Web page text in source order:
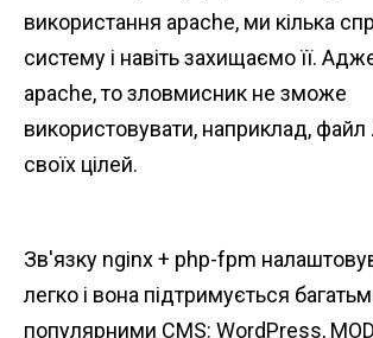
використання apache, ми кілька
систему і навіть захищаємо її.
apache, то зловмисник не зможе
використовувати, наприклад,
своїх цілей.
Зв'язку nginx + php-fpm
легко і вона підтримується
популярними CMS: WordPress,